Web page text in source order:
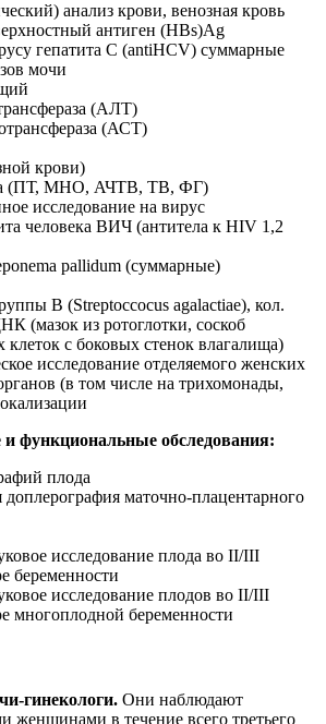
анализ крови, венозная кровь
антиген (HBs)Ag
гепатита С (antiHCV) суммарные
мочи
(АЛТ)
(АСТ)
крови)
(ПТ, МНО, АЧТВ, ТВ, ФГ)
исследование на вирус
человека ВИЧ (антитела к HIV 1,2
pallidum (суммарные)
В (Streptoccocus agalactiae), кол.
(мазок из ротоглотки, соскоб
клеток с боковых стенок влагалища)
исследование отделяемого женских
(в том числе на трихомонады,
функциональные обследования:
плода
доплерография маточно-плацентарного
исследование плода во II/III
беременности
исследование плодов во II/III
многоплодной беременности
гинекологи. Они наблюдают
женщинами в течение всего третьего